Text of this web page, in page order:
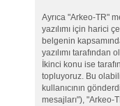
Ayrıca "Arkeo-TR"
yazılımı için harici
belgenin
yazılımı
İkinci konu ise
topluyoruz. Bu
kullanıcının
mesajları"), "Arkeo-